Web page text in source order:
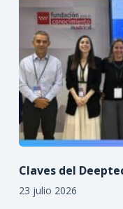
Claves del
23 julio 2026